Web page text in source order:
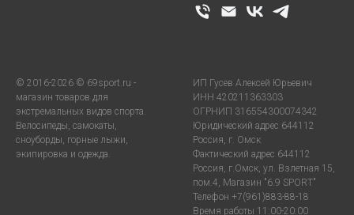
© 2016-2026 © 69sport.ru -
магазин товаров для
экстремальных видов спорта.
Велосипеды, самокаты,
сноуборды, горные лыжи,
экипировка и одежда.
ИП Гусев Алексей Юрьевич
ИНН 420211363303
ОГРНИП 316554300074342
Юридический адрес 644112
Россия, г. Омск
Фактический адрес 644112
Россия, г.Омск, ул. Взлетная 15,
пом.4, Магазин "6.9 SPORT"
Телефон +7(961)883-88-18
Время работы 11:00-20:00